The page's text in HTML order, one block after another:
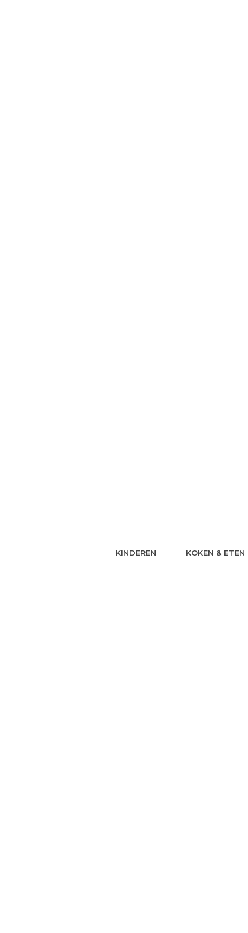
KINDEREN KOKEN & ETEN